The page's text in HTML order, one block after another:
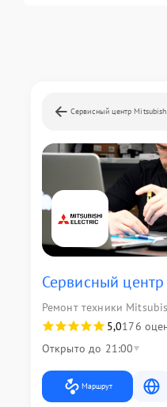
Сервисный центр
Сервисный
Ремонт техники
5,0176
Открыто до 21:00
Маршрут